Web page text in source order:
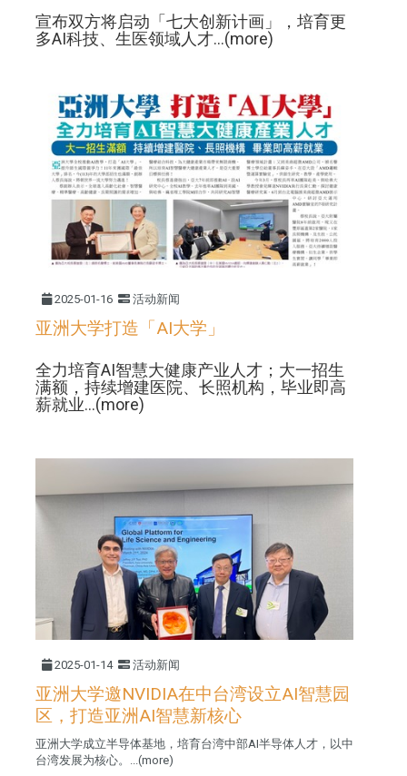
宣布双方将启动「七大创新计画」，培育更
多AI科技、生医领域人才...(more)
2025-01-16 活动新闻
亚洲大学打造「AI大学」
全力培育AI智慧大健康产业人才；大一招生
满额，持续增建医院、长照机构，毕业即高
薪就业...(more)
2025-01-14 活动新闻
亚洲大学邀NVIDIA在中台湾设立AI智慧园
区，打造亚洲AI智慧新核心
亚洲大学成立半导体基地，培育台湾中部AI半导体人才，以中
台湾发展为核心。...(more)